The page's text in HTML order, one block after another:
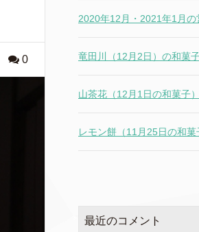
0
2020年12月・2021年1月の
竜田川（12月2日）の和菓
山茶花（12月1日の和菓子）
レモン餅（11月25日の和菓
最近のコメント